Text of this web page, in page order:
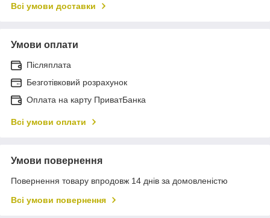
Всі умови доставки
Умови оплати
Післяплата
Безготівковий розрахунок
Оплата на карту ПриватБанка
Всі умови оплати
Умови повернення
Повернення товару впродовж 14 днів за домовленістю
Всі умови повернення